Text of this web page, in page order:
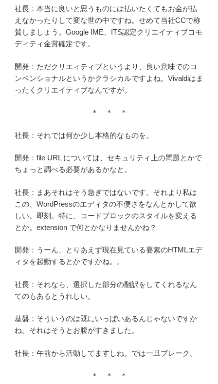
社長：本当に良いと思うものには払いたくてもお金が払
えなかったりして変な世の中ですね。せめて当社CCで称
賛しましょう。Google IME、ITS認定クリエイティブコモ
ディティ金賞確定です。
開発：ただクリエィティブというより、良い意味でのコ
ンベンショナルというかクラシカルですよね。Vivaldiはま
ったくクリエイティブなんですが。
＊ ＊ ＊
社長：それでは何か少し本格的なものを。
開発：file URL については、セキュリティ上の問題とかで
ちょっと調べる必要があるかなと。
社長：まあそれはそう急ぎではないです。それより私は
この、WordPressのエディタの不便さをなんとかして欲
しい。即刻。特に、コードブロックのスタイルを変える
とか。extension で何とかなりませんかね？
開発：うーん、とりあえず現在見ている要素のHTMLエデ
ィタを起動するとかですかね。。
社長：それなら、選択した部分の翻訳をしてくれるなん
てのもあるとうれしい。
基盤：そういうのは既にいっぱいあるんじゃないですか
ね。それはそうとお腹がすきました。
社長：午前から活動してますしね。では一旦ブレーク。
＊ ＊ ＊